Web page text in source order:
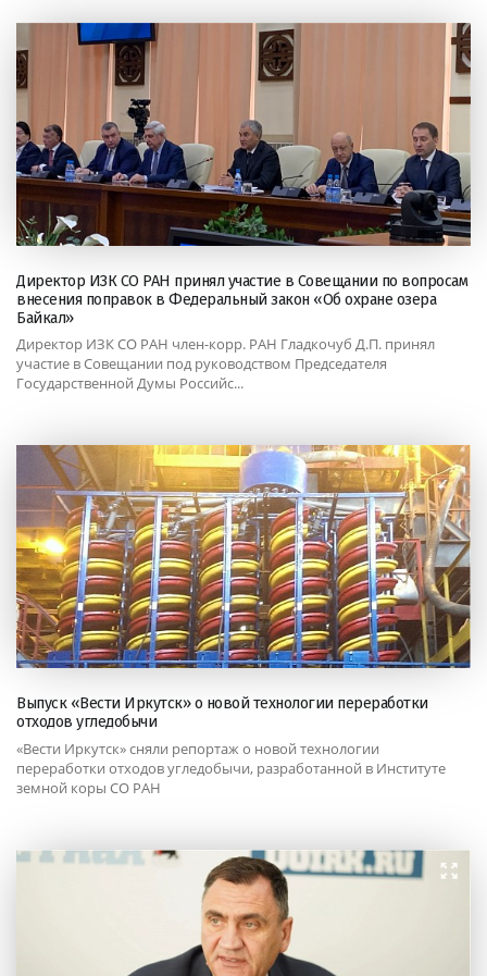
Директор ИЗК СО РАН принял участие в Совещании по вопросам
внесения поправок в Федеральный закон «Об охране озера
Байкал»
Директор ИЗК СО РАН член-корр. РАН Гладкочуб Д.П. принял
участие в Совещании под руководством Председателя
Государственной Думы Российс...
Выпуск «Вести Иркутск» о новой технологии переработки
отходов угледобычи
«Вести Иркутск» сняли репортаж о новой технологии
переработки отходов угледобычи, разработанной в Институте
земной коры СО РАН